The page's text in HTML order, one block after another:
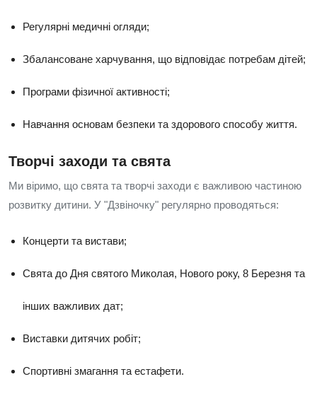
Регулярні медичні огляди;
Збалансоване харчування, що відповідає потребам дітей;
Програми фізичної активності;
Навчання основам безпеки та здорового способу життя.
Творчі заходи та свята
Ми віримо, що свята та творчі заходи є важливою частиною
розвитку дитини. У "Дзвіночку" регулярно проводяться:
Концерти та вистави;
Свята до Дня святого Миколая, Нового року, 8 Березня та
інших важливих дат;
Виставки дитячих робіт;
Спортивні змагання та естафети.